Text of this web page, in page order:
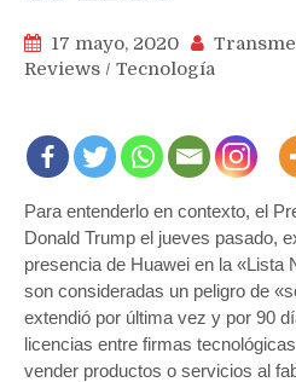
17 mayo, 2020
Reviews / Tecnología
Para entenderlo en contexto, el
Donald Trump el jueves pasado,
presencia de Huawei en la «Lista
son consideradas un peligro de
extendió por última vez y por 90
licencias entre firmas
vender productos o servicios al